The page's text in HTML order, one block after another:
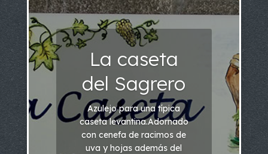
La caseta
del Sagrero
Azulejo para una típica
caseta levantina.Adornado
con cenefa de racimos de
uva y hojas además del